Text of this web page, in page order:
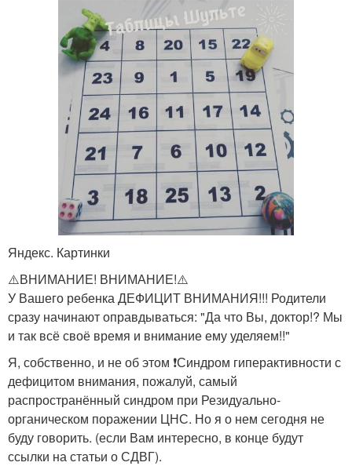
Яндекс. Картинки
⚠️ВНИМАНИЕ! ВНИМАНИЕ!⚠️
У Вашего ребенка ДЕФИЦИТ ВНИМАНИЯ!!! Родители
сразу начинают оправдываться: "Да что Вы, доктор!? Мы
и так всё своё время и внимание ему уделяем!!"
Я, собственно, и не об этом ❗Синдром гиперактивности с
дефицитом внимания, пожалуй, самый
распространённый синдром при Резидуально-
органическом поражении ЦНС. Но я о нем сегодня не
буду говорить. (если Вам интересно, в конце будут
ссылки на статьи о СДВГ).